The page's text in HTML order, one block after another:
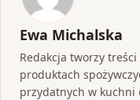
Ewa Michalska
Redakcja tworzy
produktach
przydatnych w kuchni